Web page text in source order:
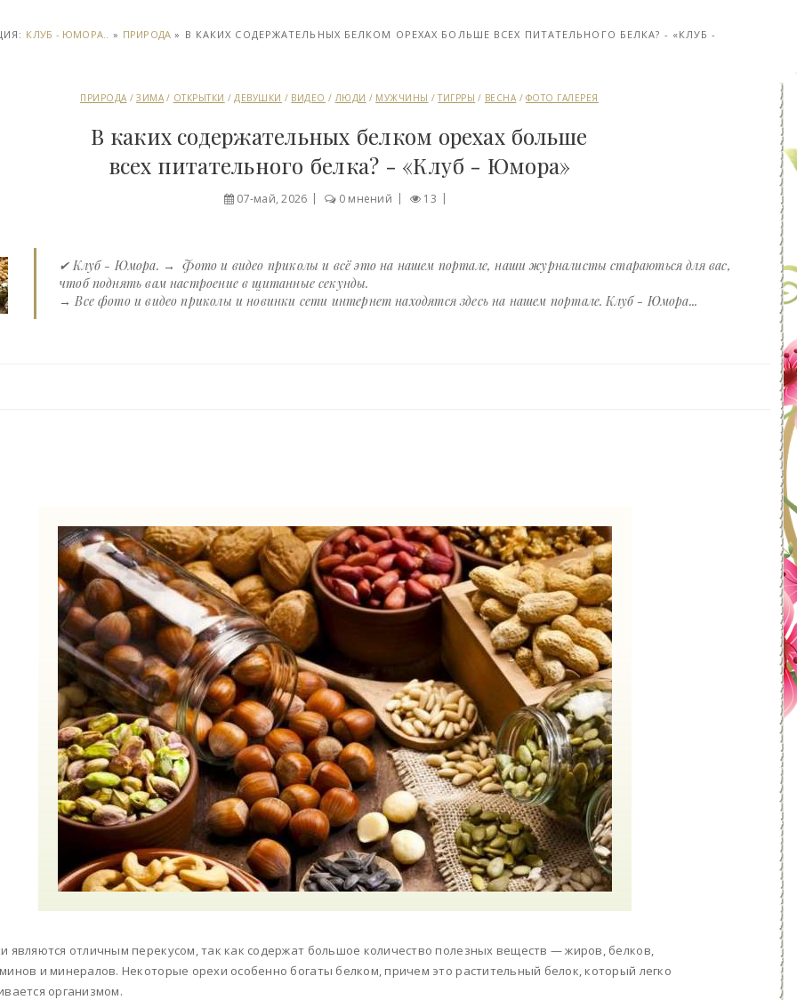
КЛУБ - ЮМОРА.. » ПРИРОДА » В КАКИХ СОДЕРЖАТЕЛЬНЫХ БЕЛКОМ ОРЕХАХ БОЛЬШЕ ВСЕХ ПИТАТЕЛЬНОГО БЕЛКА? - «КЛУБ -
ПРИРОДА /ЗИМА / ОТКРЫТКИ /ДЕВУШКИ / ВИДЕО / ЛЮДИ / МУЖЧИНЫ /ТИГРРЫ / ВЕСНА / ФОТО ГАЛЕРЕЯ
В каких содержательных белком орехах больше
всех питательного белка? - «Клуб - Юмора»
07-май, 2026 0 мнений 13
✔ Клуб - Юмора. → Фото и видео приколы и всё это на нашем портале, наши журналисты стараються для вас,
чтоб поднять вам настроение в щитанные секунды.
→ Все фото и видео приколы и новинки сети интернет находятся здесь на нашем портале. Клуб - Юмора...
являются отличным перекусом, так как содержат большое количество полезных веществ — жиров, белков,
и минералов. Некоторые орехи особенно богаты белком, причем это растительный белок, который легко
организмом.